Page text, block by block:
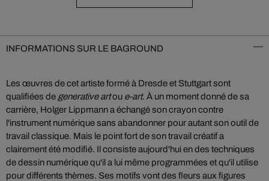
INFORMATIONS SUR LE BAGROUND
Les œuvres de cet artiste formé à Dresde et Stuttgart sont
qualifiées de generative artou e-art. À un moment donné de sa
carrière, Holger Lippmann a échangé son crayon contre
l'instrument numérique sans abandonner pour autant son outil de
travail classique. Mais le point fort de son travail créatif a
clairement été modifié. Il consiste aujourd'hui en des techniques
de dessin numérique qu'il a lui même programmées et qu'il utilise
pour différents thèmes. Ses motifs vont des fleurs aux figures